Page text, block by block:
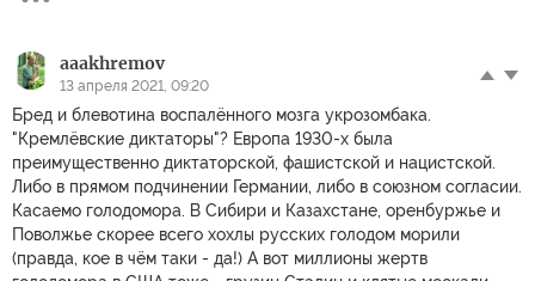
aaakhremov
13 апреля 2021, 09:20
Бред и блевотина воспалённого мозга укрозомбака.
"Кремлёвские диктаторы"? Европа 1930-х была
преимущественно диктаторской, фашистской и нацистской.
Либо в прямом подчинении Германии, либо в союзном согласии.
Касаемо голодомора. В Сибири и Казахстане, оренбуржье и
Поволжье скорее всего хохлы русских голодом морили
(правда, кое в чём таки - да!) А вот миллионы жертв